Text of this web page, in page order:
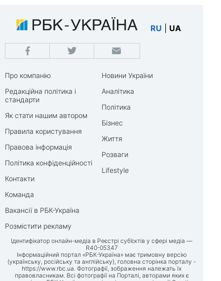
RU UA
Про компанію
Редакційна політика і
стандарти
Як стати нашим автором
Правила користування
Правова інформація
Політика конфіденційності
Контакти
Команда
Вакансії в РБК-Україна
Розмістити рекламу
Новини України
Аналітика
Політика
Бізнес
Життя
Розваги
Lifestyle
Ідентифікатор онлайн-медіа в Реєстрі суб’єктів у сфері медіа —
R40-05347
Інформаційний портал «РБК-Україна» має тримовну версію
(українську, російську та англійську), головна сторінка порталу -
https://www.rbc.ua. Фотографії, зображення належать їх
правовласникам. Всі фотографії на Порталі, авторами яких є